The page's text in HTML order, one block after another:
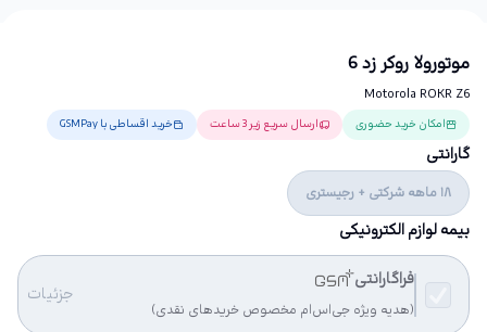
موتورولا روکر زد 6
Motorola ROKR Z6
امکان خرید حضوری ارسال سریع زیر 3 ساعت خرید اقساطی با GSMPay
گارانتی
18 ماهه شرکتی + رجیستری
بیمه لوازم الکترونیکی
فراگارانتی
(هدیه ویژه جی‌اس‌ام مخصوص خریدهای نقدی)
جزئیات